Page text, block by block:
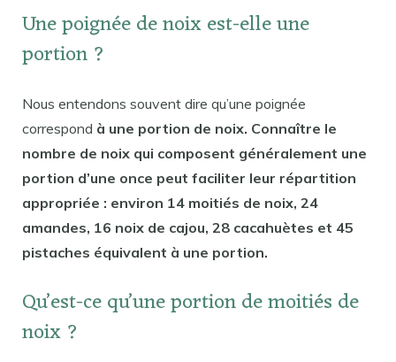
Une poignée de noix est-elle une
portion ?
Nous entendons souvent dire qu’une poignée
correspond à une portion de noix. Connaître le
nombre de noix qui composent généralement une
portion d’une once peut faciliter leur répartition
appropriée : environ 14 moitiés de noix, 24
amandes, 16 noix de cajou, 28 cacahuètes et 45
pistaches équivalent à une portion.
Qu’est-ce qu’une portion de moitiés de
noix ?